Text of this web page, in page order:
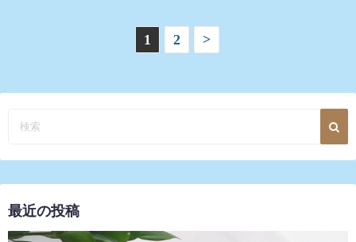
ペ
ー
送
1 2 >
最近の投稿